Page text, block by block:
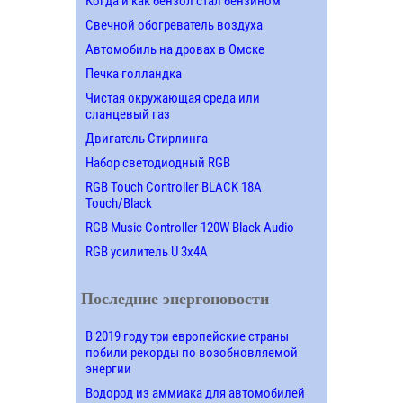
Свечной обогреватель воздуха
Автомобиль на дровах в Омске
Печка голландка
Чистая окружающая среда или
сланцевый газ
Двигатель Стирлинга
Набор светодиодный RGB
RGB Touch Controller BLACK 18A
Touch/Black
RGB Music Controller 120W Black Audio
RGB усилитель U 3х4A
Последние энергоновости
В 2019 году три европейские страны
побили рекорды по возобновляемой
энергии
Водород из аммиака для автомобилей